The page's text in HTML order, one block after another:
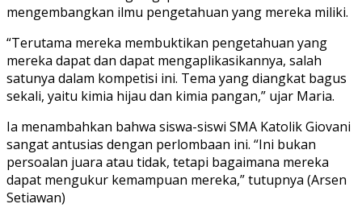
mengembangkan ilmu pengetahuan yang mereka miliki.
“Terutama mereka membuktikan pengetahuan yang
mereka dapat dan dapat mengaplikasikannya, salah
satunya dalam kompetisi ini. Tema yang diangkat bagus
sekali, yaitu kimia hijau dan kimia pangan,” ujar Maria.
Ia menambahkan bahwa siswa-siswi SMA Katolik Giovani
sangat antusias dengan perlombaan ini. “Ini bukan
persoalan juara atau tidak, tetapi bagaimana mereka
dapat mengukur kemampuan mereka,” tutupnya (Arsen
Setiawan)